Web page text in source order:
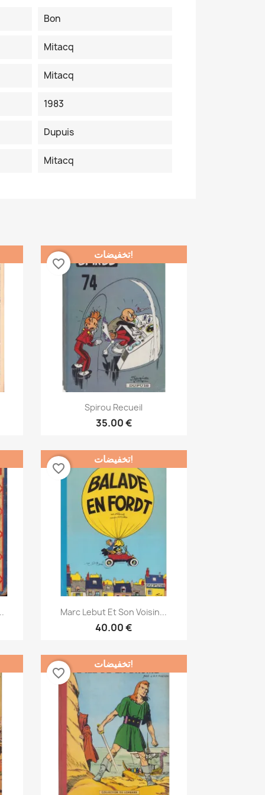
Bon
Mitacq
Mitacq
1983
Dupuis
Mitacq
نظرة سريعة
Spirou Recueil
35.00 €
تخفيضات!
favorite_border
نظرة سريعة
Marc Lebut Et Son Voisin...
40.00 €
تخفيضات!
favorite_border
تخفيضات!
favorite_border